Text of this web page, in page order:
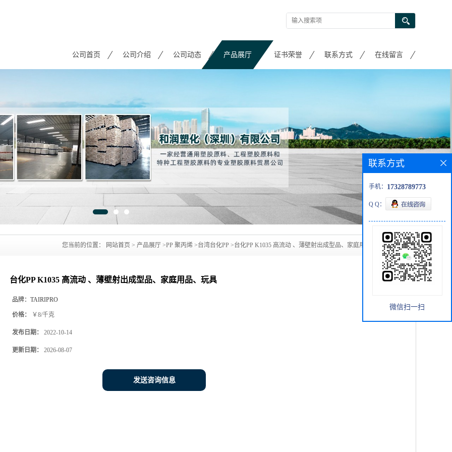
公司首页 公司介绍 公司动态 产品展厅 证书荣誉 联系方式 在线留言
您当前的位置： 网站首页 > 产品展厅 >PP 聚丙烯 >台湾台化PP >台化PP K1035 高流动 、薄壁射出成型品、家庭用品、玩具
台化PP K1035 高流动 、薄壁射出成型品、家庭用品、玩具
品牌： TAIRIPRO
价格： ￥8/千克
发布日期： 2022-10-14
更新日期： 2026-08-07
发送咨询信息
联系方式
手机： 17328789773
Q Q：
微信扫一扫